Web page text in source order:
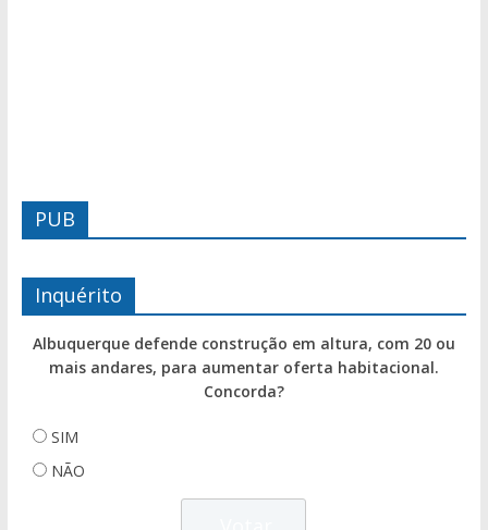
PUB
Inquérito
Albuquerque defende construção em altura, com 20 ou
mais andares, para aumentar oferta habitacional.
Concorda?
SIM
NÃO